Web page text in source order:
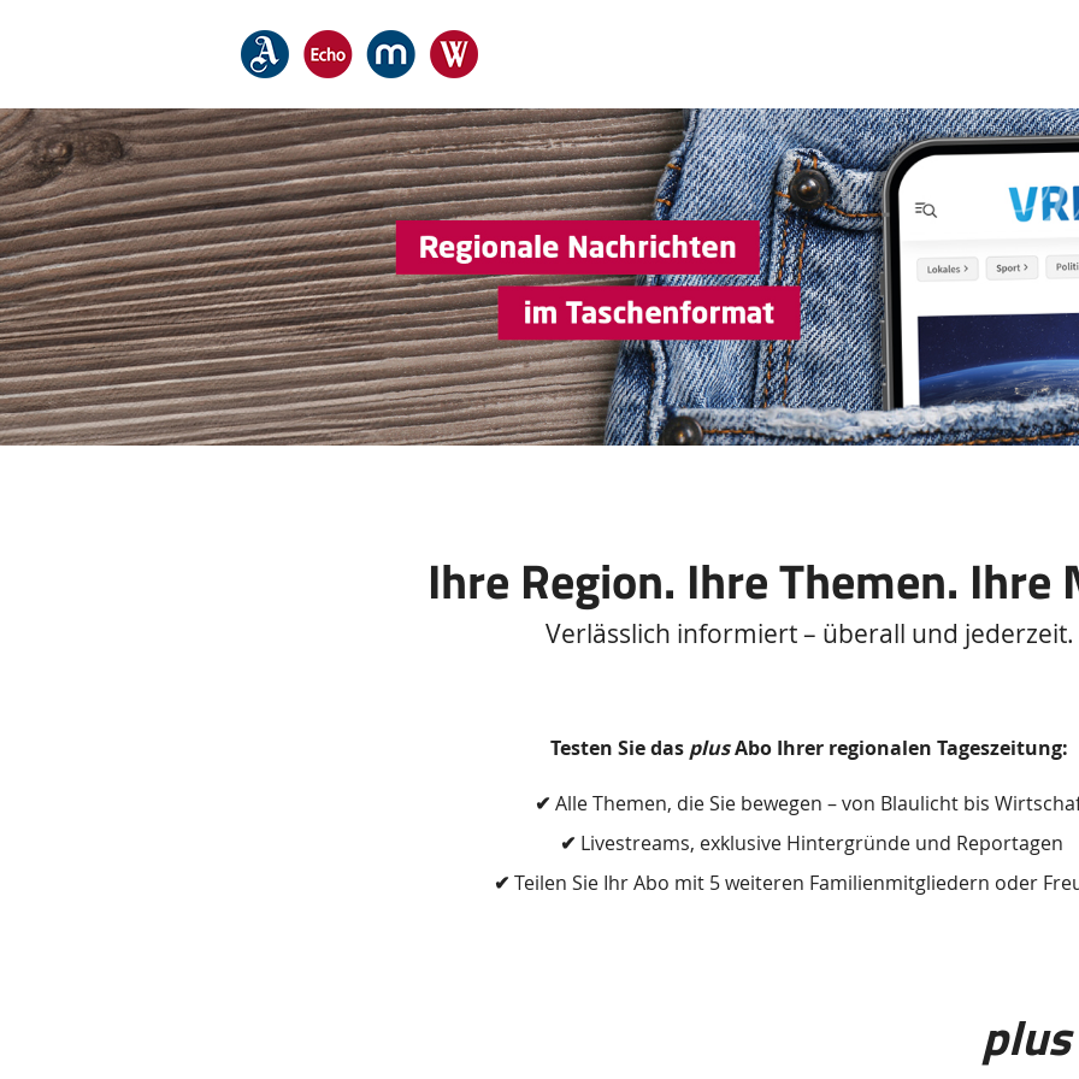
direkt
zu:
Header
Inhalt
Footer
Ihre Region. Ihre Themen. Ihre
Verlässlich informiert – überall und jederzeit.
Testen Sie das plusAbo Ihrer regionalen Tageszeitung:
✔ Alle Themen, die Sie bewegen – von Blaulicht bis
✔ Livestreams, exklusive Hintergründe und Reportagen
✔ Teilen Sie Ihr Abo mit 5 weiteren Familienmitgliedern oder
plus